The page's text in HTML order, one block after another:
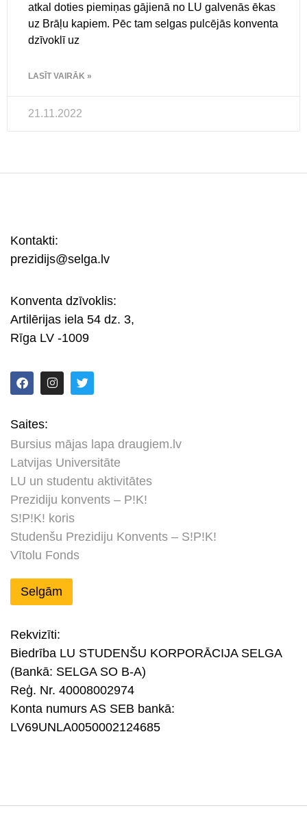
atkal doties piemiņas gājienā no LU galvenās ēkas
uz Brāļu kapiem. Pēc tam selgas pulcējās konventa
dzīvoklī uz
LASĪT VAIRĀK »
21.11.2022
Kontakti:
prezidijs@selga.lv
Konventa dzīvoklis:
Artilērijas iela 54 dz. 3,
Rīga LV -1009
Saites:
Bursius mājas lapa draugiem.lv
Latvijas Universitāte
LU un studentu aktivitātes
Prezidiju konvents – P!K!
S!P!K! koris
Studenšu Prezidiju Konvents – S!P!K!
Vītolu Fonds
Selgām
Rekvizīti:
Biedrība LU STUDENŠU KORPORĀCIJA SELGA
(Bankā: SELGA SO B-A)
Reģ. Nr. 40008002974
Konta numurs AS SEB bankā:
LV69UNLA0050002124685